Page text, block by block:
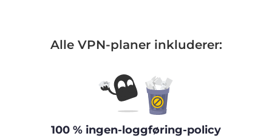
Alle VPN-planer inkluderer:
100 % ingen-loggføring-policy